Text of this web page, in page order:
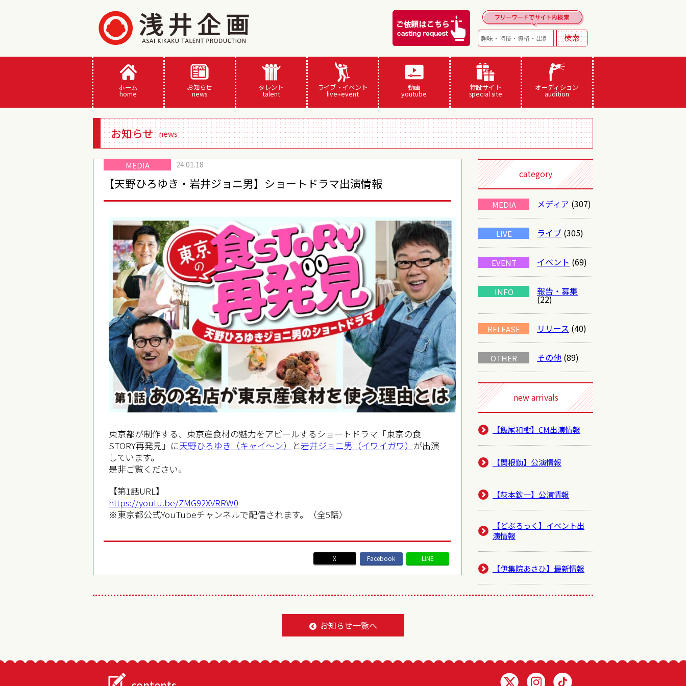
ホーム
home
お知らせ
news
タレント
talent
ライブ・イベント
live+event
動画
youtube
特設サイト
special site
オーディション
audition
お知らせ news
MEDIA 24.01.18
【天野ひろゆき・岩井ジョニ男】ショートドラマ出演情報
東京都が制作する、東京産食材の魅力をアピールするショートドラマ「東京の食
STORY再発見」に天野ひろゆき（キャイ～ン） と岩井ジョニ男（イワイガワ） が出演
しています。
是非ご覧ください。
【第1話URL】
https://youtu.be/ZMG92XVRRW0
※東京都公式YouTubeチャンネルで配信されます。（全5話）
LINE
Facebook
X
category
MEDIA メディア (307)
LIVE ライブ (305)
EVENT イベント (69)
INFO 報告・募集
(22)
RELEASE リリース (40)
OTHER その他 (89)
new arrivals
【飯尾和樹】CM出演情報
【関根勤】公演情報
【萩本欽一】公演情報
【どぶろっく】イベント出
演情報
【伊集院あさひ】最新情報
お知らせ一覧へ
Twitter 浅井企画Instagram 浅井企画